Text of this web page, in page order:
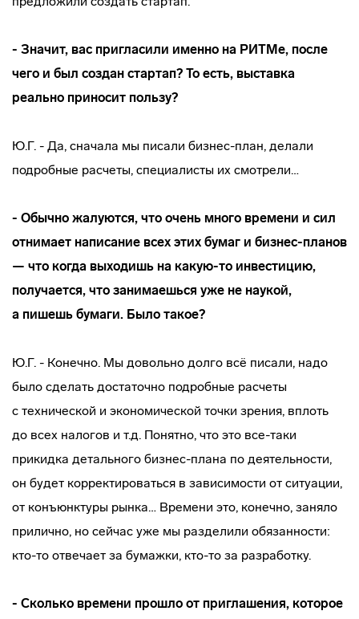
- Значит, вас пригласили именно на РИТМе, после
чего и был создан стартап? То есть, выставка
реально приносит пользу?
Ю.Г. - Да, сначала мы писали бизнес-план, делали
подробные расчеты, специалисты их смотрели…
- Обычно жалуются, что очень много времени и сил
отнимает написание всех этих бумаг и бизнес-планов
— что когда выходишь на какую-то инвестицию,
получается, что занимаешься уже не наукой,
а пишешь бумаги. Было такое?
Ю.Г. - Конечно. Мы довольно долго всё писали, надо
было сделать достаточно подробные расчеты
с технической и экономической точки зрения, вплоть
до всех налогов и т.д. Понятно, что это все-таки
прикидка детального бизнес-плана по деятельности,
он будет корректироваться в зависимости от ситуации,
от конъюнктуры рынка… Времени это, конечно, заняло
прилично, но сейчас уже мы разделили обязанности:
кто-то отвечает за бумажки, кто-то за разработку.
- Сколько времени прошло от приглашения, которое